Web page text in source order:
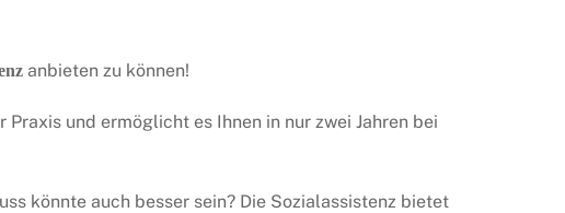
anbieten zu können!
und ermöglicht es Ihnen in nur zwei Jahren bei
könnte auch besser sein? Die Sozialassistenz bietet